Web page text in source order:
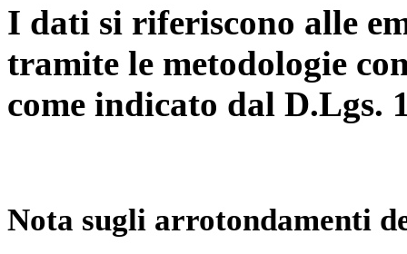
I dati si riferiscono alle
tramite le metodologie
come indicato dal D.Lgs.
Nota sugli arrotondamenti